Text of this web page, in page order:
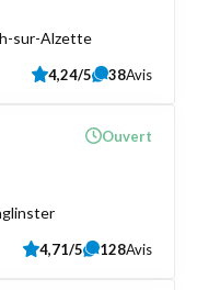
sur-Alzette
4,24/5 38Avis
Ouvert
4,71/5 128Avis